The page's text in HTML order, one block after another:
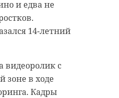
и едва не
14-летний
видеоролик с
зоне в ходе
Кадры